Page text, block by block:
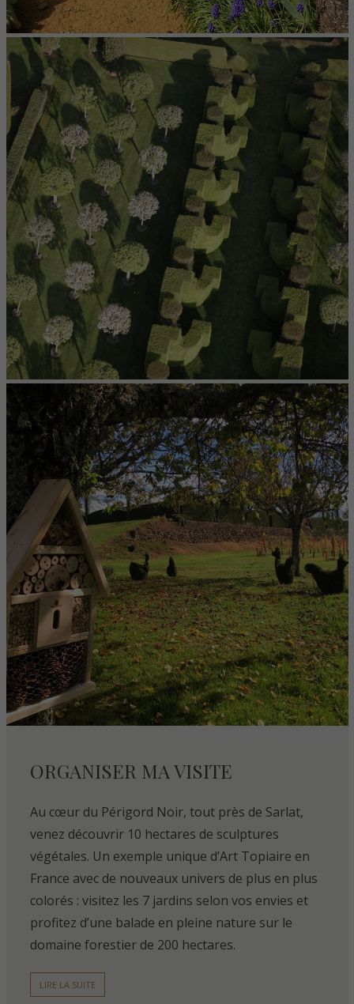
ORGANISER MA VISITE
Au cœur du Périgord Noir, tout près de Sarlat,
venez découvrir 10 hectares de sculptures
végétales. Un exemple unique d’Art Topiaire en
France avec de nouveaux univers de plus en plus
colorés : visitez les 7 jardins selon vos envies et
profitez d’une balade en pleine nature sur le
domaine forestier de 200 hectares.
LIRE LA SUITE